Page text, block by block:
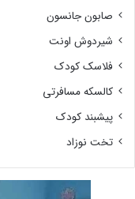
صابون جانسون
شیردوش اونت
فلاسک کودک
کالسکه مسافرتی
پیشبند کودک
تخت نوزاد